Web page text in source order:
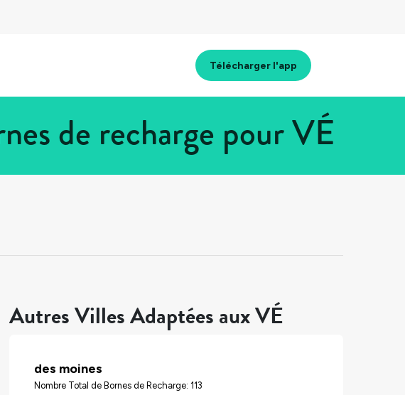
Télécharger l'app
de recharge pour VÉ
Autres Villes Adaptées aux VÉ
des moines
Nombre Total de Bornes de Recharge: 113